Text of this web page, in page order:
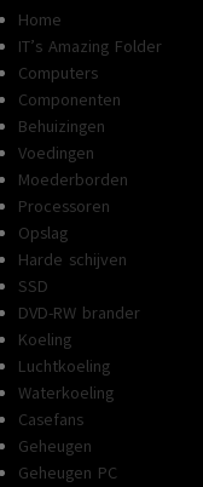
Home
IT’s Amazing Folder
Computers
Componenten
Behuizingen
Voedingen
Moederborden
Processoren
Opslag
Harde schijven
SSD
DVD-RW brander
Koeling
Luchtkoeling
Waterkoeling
Casefans
Geheugen
Geheugen PC